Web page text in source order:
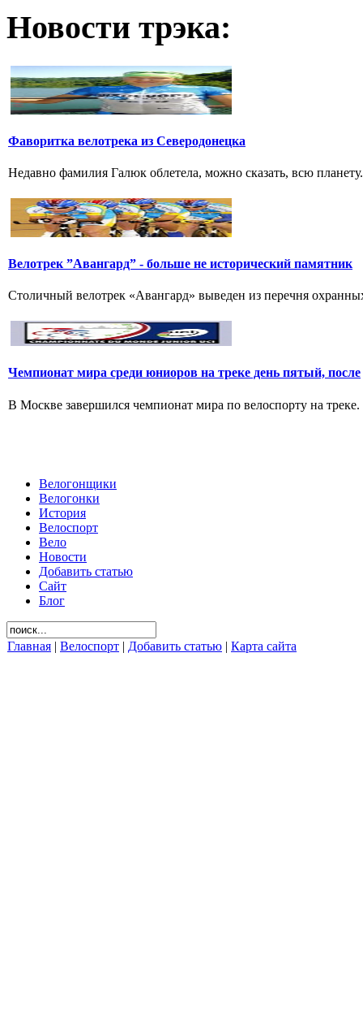
Новости трэка:
Фаворитка велотрека из Северодонецка
Недавно фамилия Галюк облетела, можно сказать, всю
Велотрек ”Авангард” - больше не исторический памятник
Столичный велотрек «Авангард» выведен из перечня
Чемпионат мира среди юниоров на треке день пятый, после
В Москве завершился чемпионат мира по велоспорту на
Велогонщики
Велогонки
История
Велоспорт
Вело
Новости
Добавить статью
Сайт
Блог
Главная | Велоспорт | Добавить статью | Карта сайта